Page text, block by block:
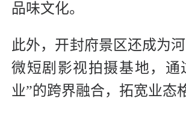
品味文化。
此外，开封府景区还成为
微短剧影视拍摄基地，通
业”的跨界融合，拓宽业态